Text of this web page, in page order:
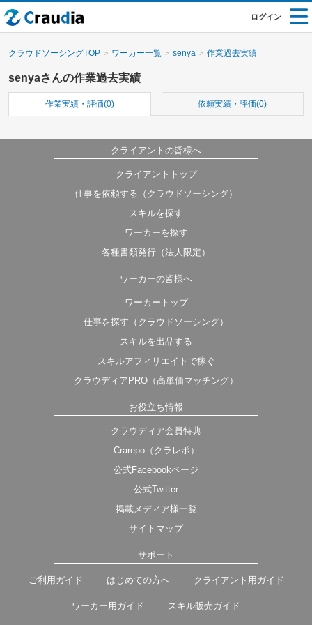
ログイン
クラウドソーシングTOP ワーカー一覧 senya 作業過去実績
senyaさんの作業過去実績
作業実績・評価(0) 依頼実績・評価(0)
クライアントの皆様へ
クライアントトップ
仕事を依頼する（クラウドソーシング）
スキルを探す
ワーカーを探す
各種書類発行（法人限定）
ワーカーの皆様へ
ワーカートップ
仕事を探す（クラウドソーシング）
スキルを出品する
スキルアフィリエイトで稼ぐ
クラウディアPRO（高単価マッチング）
お役立ち情報
クラウディア会員特典
Crarepo（クラレポ）
公式Facebookページ
公式Twitter
掲載メディア様一覧
サイトマップ
サポート
ご利用ガイド はじめての方へ クライアント用ガイド
ワーカー用ガイド スキル販売ガイド